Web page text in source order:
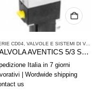
,VALVOLE SINGOLE
CD04 VALVOLE E SISTEMI DI VALVOLE AVENTICS
VALVOLA AVENTICS 5/3 Serie CD04 5777425302
Italia in 7 giorni
| Wordwide shipping
us